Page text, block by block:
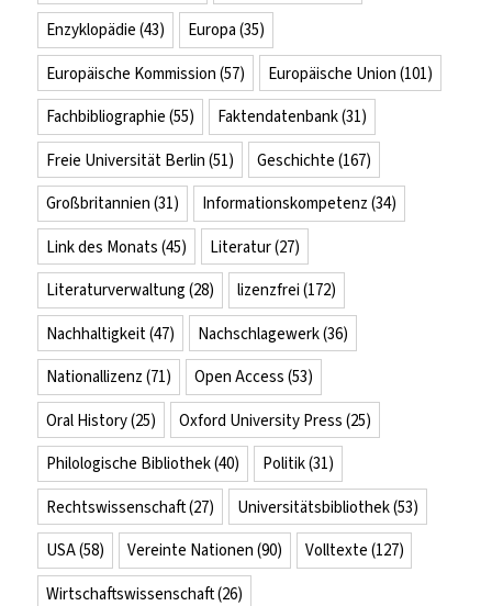
Enzyklopädie (43) Europa (35)
Europäische Kommission (57) Europäische Union (101)
Fachbibliographie (55) Faktendatenbank(31)
Freie Universität Berlin (51) Geschichte (167)
Großbritannien (31) Informationskompetenz (34)
Link des Monats (45) Literatur(27)
Literaturverwaltung (28) lizenzfrei (172)
Nachhaltigkeit(47) Nachschlagewerk(36)
Nationallizenz (71) Open Access (53)
Oral History(25) Oxford University Press (25)
Philologische Bibliothek(40) Politik(31)
Rechtswissenschaft(27) Universitätsbibliothek(53)
USA(58) Vereinte Nationen (90) Volltexte (127)
Wirtschaftswissenschaft(26)